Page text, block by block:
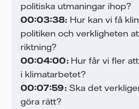
politiska utmaningar ihop?
00:03:38: Hur kan vi få
politiken och verkligheten
riktning?
00:04:00: Hur får vi fler
i klimatarbetet?
00:07:59: Ska det
göra rätt?